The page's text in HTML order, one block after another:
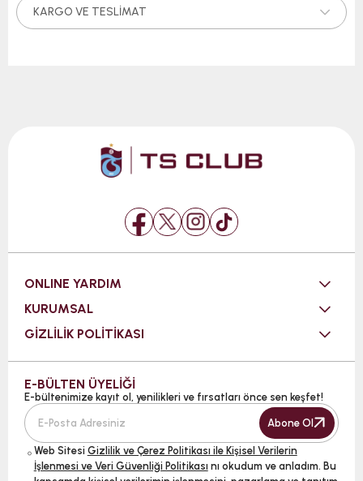
KARGO VE TESLIMAT
ONLINE YARDIM
KURUMSAL
GİZLİLİK POLİTİKASI
E-BÜLTEN ÜYELİĞİ
E-bültenimize kayıt ol, yenilikleri ve fırsatları önce sen keşfet!
Abone Ol
Web Sitesi Gizlilik ve Çerez Politikası ile Kişisel Verilerin
İşlenmesi ve Veri Güvenliği Politikası nı okudum ve anladım. Bu